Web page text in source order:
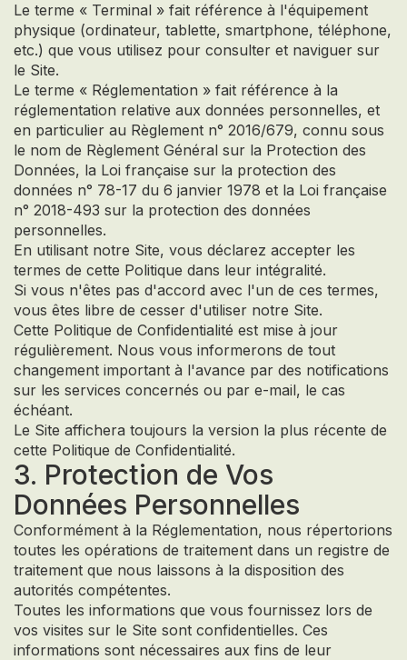
Le terme « Terminal » fait référence à l'équipement
physique (ordinateur, tablette, smartphone, téléphone,
etc.) que vous utilisez pour consulter et naviguer sur
le Site.
Le terme « Réglementation » fait référence à la
réglementation relative aux données personnelles, et
en particulier au Règlement n° 2016/679, connu sous
le nom de Règlement Général sur la Protection des
Données, la Loi française sur la protection des
données n° 78-17 du 6 janvier 1978 et la Loi française
n° 2018-493 sur la protection des données
personnelles.
En utilisant notre Site, vous déclarez accepter les
termes de cette Politique dans leur intégralité.
Si vous n'êtes pas d'accord avec l'un de ces termes,
vous êtes libre de cesser d'utiliser notre Site.
Cette Politique de Confidentialité est mise à jour
régulièrement. Nous vous informerons de tout
changement important à l'avance par des notifications
sur les services concernés ou par e-mail, le cas
échéant.
Le Site affichera toujours la version la plus récente de
cette Politique de Confidentialité.
3. Protection de Vos
Données Personnelles
Conformément à la Réglementation, nous répertorions
toutes les opérations de traitement dans un registre de
traitement que nous laissons à la disposition des
autorités compétentes.
Toutes les informations que vous fournissez lors de
vos visites sur le Site sont confidentielles. Ces
informations sont nécessaires aux fins de leur